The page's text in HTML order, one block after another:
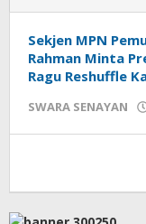
Sekjen MPN
Rahman Minta
Ragu Reshuffle
SWARA SENAYAN